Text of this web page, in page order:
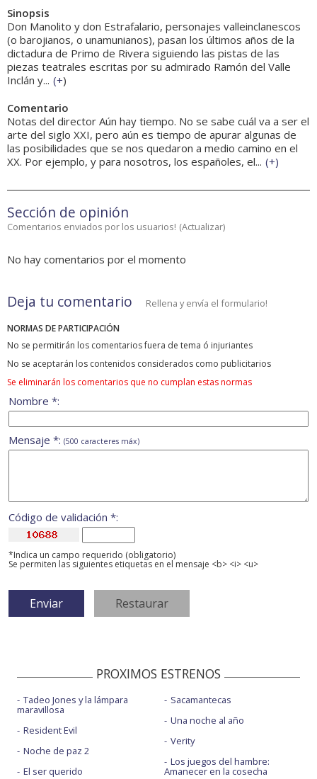
Sinopsis
Don Manolito y don Estrafalario, personajes valleinclanescos
(o barojianos, o unamunianos), pasan los últimos años de la
dictadura de Primo de Rivera siguiendo las pistas de las
piezas teatrales escritas por su admirado Ramón del Valle
Inclán y... (+)
Comentario
Notas del director Aún hay tiempo. No se sabe cuál va a ser el
arte del siglo XXI, pero aún es tiempo de apurar algunas de
las posibilidades que se nos quedaron a medio camino en el
XX. Por ejemplo, y para nosotros, los españoles, el... (+)
Sección de opinión
Comentarios enviados por los usuarios! (Actualizar)
No hay comentarios por el momento
Deja tu comentario Rellena y envía el formulario!
NORMAS DE PARTICIPACIÓN
No se permitirán los comentarios fuera de tema ó injuriantes
No se aceptarán los contenidos considerados como publicitarios
Se eliminarán los comentarios que no cumplan estas normas
Nombre *:
Mensaje *: (500 caracteres máx)
Código de validación *:
*Indica un campo requerido (obligatorio)
Se permiten las siguientes etiquetas en el mensaje <b> <i> <u>
PROXIMOS ESTRENOS
Tadeo Jones y la lámpara
maravillosa
Resident Evil
Noche de paz 2
El ser querido
Sacamantecas
Una noche al año
Verity
Los juegos del hambre:
Amanecer en la cosecha